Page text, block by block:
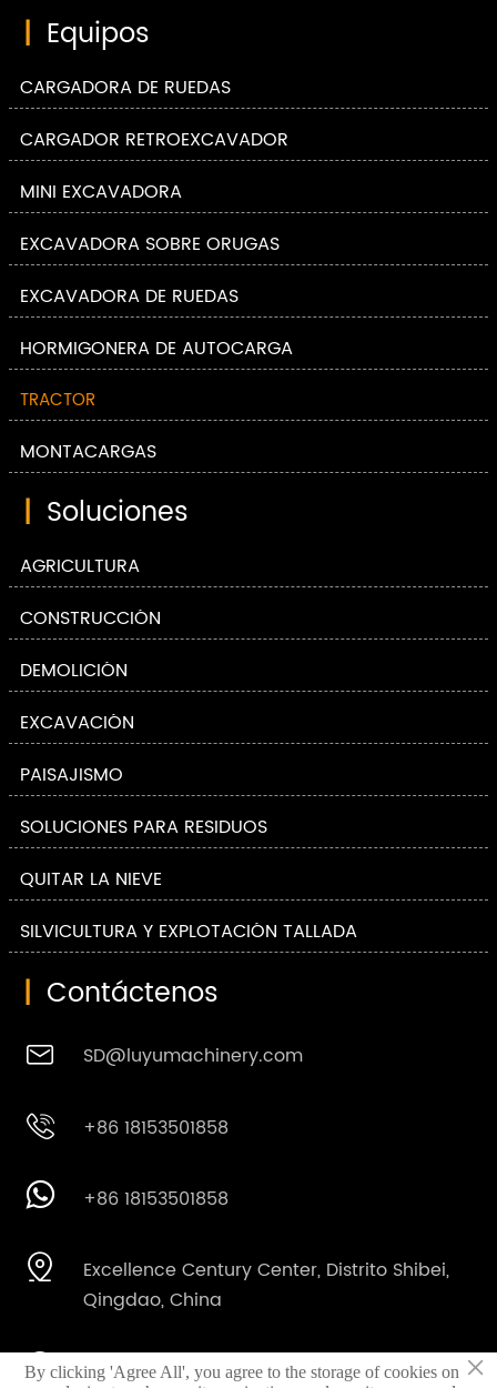
| Equipos
CARGADORA DE RUEDAS
CARGADOR RETROEXCAVADOR
MINI EXCAVADORA
EXCAVADORA SOBRE ORUGAS
EXCAVADORA DE RUEDAS
HORMIGONERA DE AUTOCARGA
TRACTOR
MONTACARGAS
| Soluciones
AGRICULTURA
CONSTRUCCIÓN
DEMOLICIÓN
EXCAVACIÓN
PAISAJISMO
SOLUCIONES PARA RESIDUOS
QUITAR LA NIEVE
SILVICULTURA Y EXPLOTACIÓN TALLADA
| Contáctenos
 SD@luyumachinery.com
 +86 18153501858
 +86 18153501858

Excellence Century Center, Distrito Shibei,
Qingdao, China

Parque industrial Shahe, Ciudad Laizhou,
×
By clicking 'Agree All', you agree to the storage of cookies on